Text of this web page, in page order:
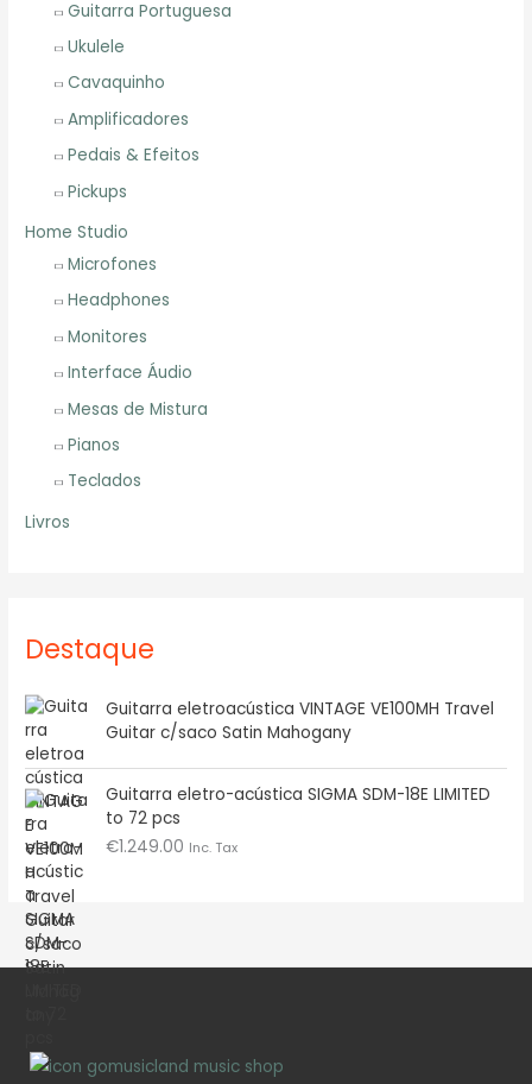
Guitarra Portuguesa
Ukulele
Cavaquinho
Amplificadores
Pedais & Efeitos
Pickups
Home Studio
Microfones
Headphones
Monitores
Interface Áudio
Mesas de Mistura
Pianos
Teclados
Livros
Destaque
Guitarra eletroacústica VINTAGE VE100MH Travel
Guitar c/saco Satin Mahogany
Guitarra eletro-acústica SIGMA SDM-18E LIMITED
to 72 pcs
€1.249.00 Inc. Tax